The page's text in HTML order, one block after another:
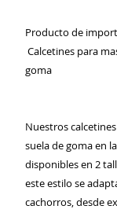
Producto de
Calcetines para
goma
Nuestros
suela de goma en
disponibles en 2
este estilo se
cachorros, desde